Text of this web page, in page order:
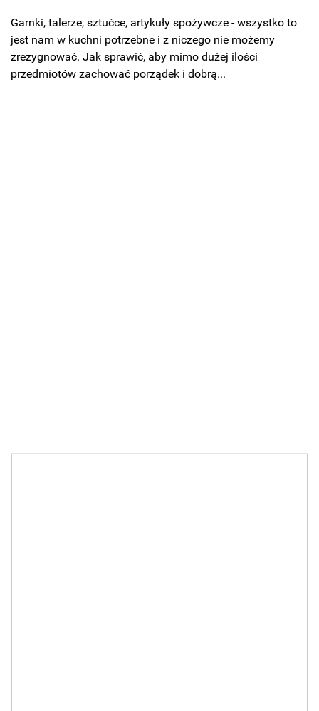
Garnki, talerze, sztućce, artykuły spożywcze - wszystko to
jest nam w kuchni potrzebne i z niczego nie możemy
zrezygnować. Jak sprawić, aby mimo dużej ilości
przedmiotów zachować porządek i dobrą...